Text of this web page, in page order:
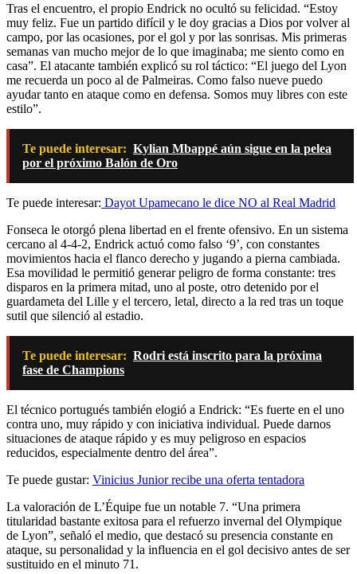
Tras el encuentro, el propio Endrick no ocultó su felicidad. “Estoy
muy feliz. Fue un partido difícil y le doy gracias a Dios por volver al
campo, por las ocasiones, por el gol y por las sonrisas. Mis primeras
semanas van mucho mejor de lo que imaginaba; me siento como en
casa”. El atacante también explicó su rol táctico: “El juego del Lyon
me recuerda un poco al de Palmeiras. Como falso nueve puedo
ayudar tanto en ataque como en defensa. Somos muy libres con este
estilo”.
Te puede interesar: Kylian Mbappé aún sigue en la pelea
por el próximo Balón de Oro
Te puede interesar: Dayot Upamecano le dice NO al Real Madrid
Fonseca le otorgó plena libertad en el frente ofensivo. En un sistema
cercano al 4-4-2, Endrick actuó como falso ‘9’, con constantes
movimientos hacia el flanco derecho y jugando a pierna cambiada.
Esa movilidad le permitió generar peligro de forma constante: tres
disparos en la primera mitad, uno al poste, otro detenido por el
guardameta del Lille y el tercero, letal, directo a la red tras un toque
sutil que silenció al estadio.
Te puede interesar: Rodri está inscrito para la próxima
fase de Champions
El técnico portugués también elogió a Endrick: “Es fuerte en el uno
contra uno, muy rápido y con iniciativa individual. Puede darnos
situaciones de ataque rápido y es muy peligroso en espacios
reducidos, especialmente dentro del área”.
Te puede gustar: Vinicius Junior recibe una oferta tentadora
La valoración de L’Équipe fue un notable 7. “Una primera
titularidad bastante exitosa para el refuerzo invernal del Olympique
de Lyon”, señaló el medio, que destacó su presencia constante en
ataque, su personalidad y la influencia en el gol decisivo antes de ser
sustituido en el minuto 71.